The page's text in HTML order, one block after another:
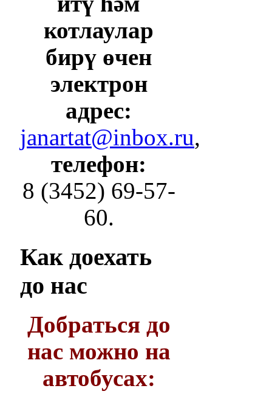
котлаулар
бирү өчен
электрон
адрес:
janartat@inbox.ru,
телефон:
8 (3452) 69-57-
60.
Как доехать
до нас
Добраться до
нас можно на
автобусах: